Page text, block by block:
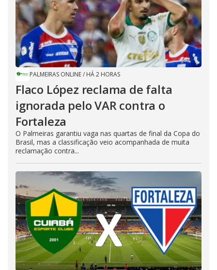
PALMEIRAS ONLINE/ HÁ 2 HORAS
Flaco López reclama de falta
ignorada pelo VAR contra o
Fortaleza
O Palmeiras garantiu vaga nas quartas de final da Copa do
Brasil, mas a classificação veio acompanhada de muita
reclamação contra...